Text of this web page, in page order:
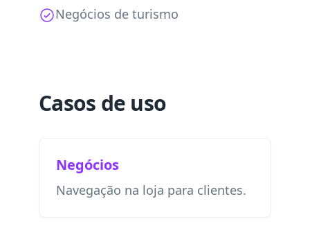
Negócios de turismo
Casos de uso
Negócios
Navegação na loja para clientes.